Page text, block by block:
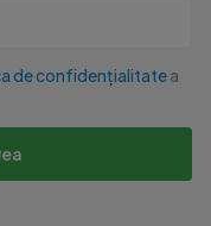
de confidențialitatea